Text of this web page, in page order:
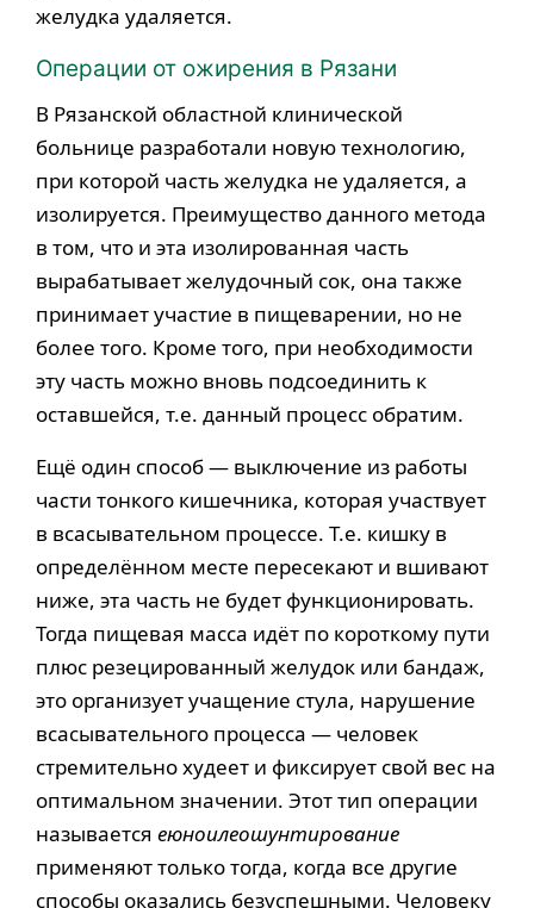
желудка удаляется.
Операции от ожирения в Рязани
В Рязанской областной клинической
больнице разработали новую технологию,
при которой часть желудка не удаляется, а
изолируется. Преимущество данного метода
в том, что и эта изолированная часть
вырабатывает желудочный сок, она также
принимает участие в пищеварении, но не
более того. Кроме того, при необходимости
эту часть можно вновь подсоединить к
оставшейся, т.е. данный процесс обратим.
Ещё один способ — выключение из работы
части тонкого кишечника, которая участвует
в всасывательном процессе. Т.е. кишку в
определённом месте пересекают и вшивают
ниже, эта часть не будет функционировать.
Тогда пищевая масса идёт по короткому пути
плюс резецированный желудок или бандаж,
это организует учащение стула, нарушение
всасывательного процесса — человек
стремительно худеет и фиксирует свой вес на
оптимальном значении. Этот тип операции
называется еюноилеошунтирование
применяют только тогда, когда все другие
способы оказались безуспешными. Человеку